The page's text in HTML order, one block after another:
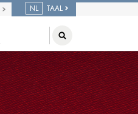
NL TAAL